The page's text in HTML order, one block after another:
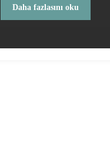
Daha fazlasını oku